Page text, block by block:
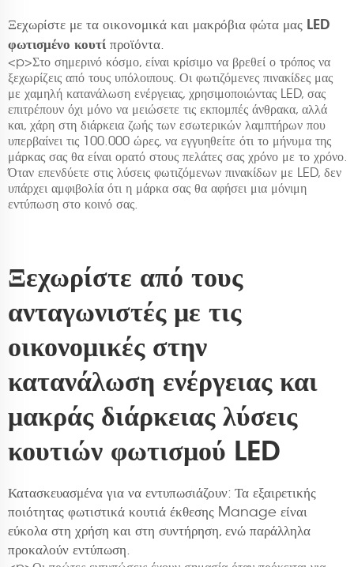
Ξεχωρίστε με τα οικονομικά και μακρόβια φώτα μας LED
φωτισμένο κουτί προϊόντα.
<p>Στο σημερινό κόσμο, είναι κρίσιμο να βρεθεί ο τρόπος να
ξεχωρίζεις από τους υπόλοιπους. Οι φωτιζόμενες πινακίδες μας
με χαμηλή κατανάλωση ενέργειας, χρησιμοποιώντας LED, σας
επιτρέπουν όχι μόνο να μειώσετε τις εκπομπές άνθρακα, αλλά
και, χάρη στη διάρκεια ζωής των εσωτερικών λαμπτήρων που
υπερβαίνει τις 100.000 ώρες, να εγγυηθείτε ότι το μήνυμα της
μάρκας σας θα είναι ορατό στους πελάτες σας χρόνο με το χρόνο.
Όταν επενδύετε στις λύσεις φωτιζόμενων πινακίδων με LED, δεν
υπάρχει αμφιβολία ότι η μάρκα σας θα αφήσει μια μόνιμη
εντύπωση στο κοινό σας.
Ξεχωρίστε από τους
ανταγωνιστές με τις
οικονομικές στην
κατανάλωση ενέργειας και
μακράς διάρκειας λύσεις
κουτιών φωτισμού LED
Κατασκευασμένα για να εντυπωσιάζουν: Τα εξαιρετικής
ποιότητας φωτιστικά κουτιά έκθεσης Manage είναι
εύκολα στη χρήση και στη συντήρηση, ενώ παράλληλα
προκαλούν εντύπωση.